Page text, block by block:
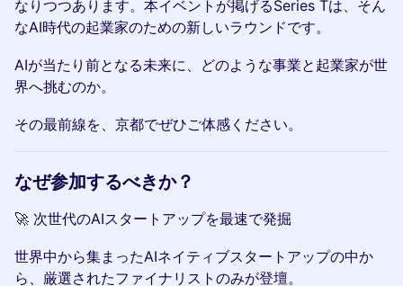
なりつつあります。本イベントが掲げるSeries Tは、そん
なAI時代の起業家のための新しいラウンドです。
AIが当たり前となる未来に、どのような事業と起業家が世
界へ挑むのか。
その最前線を、京都でぜひご体感ください。
なぜ参加するべきか？
🚀 次世代のAIスタートアップを最速で発掘
世界中から集まったAIネイティブスタートアップの中か
ら、厳選されたファイナリストのみが登壇。